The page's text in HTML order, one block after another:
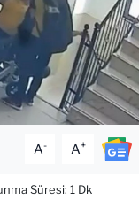
A- A+
Süresi: 1 Dk